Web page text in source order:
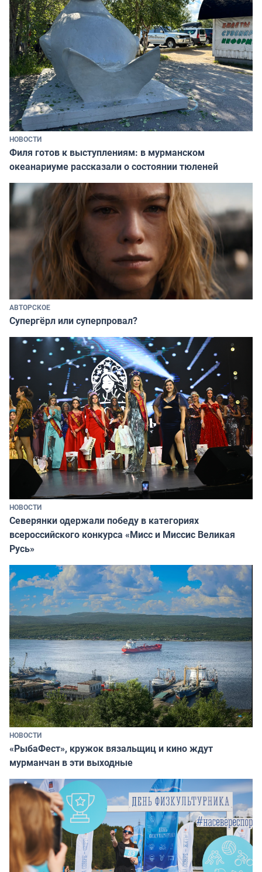
НОВОСТИ
Филя готов к выступлениям: в мурманском
океанариуме рассказали о состоянии тюленей
АВТОРСКОЕ
Супергёрл или суперпровал?
НОВОСТИ
Северянки одержали победу в категориях
всероссийского конкурса «Мисс и Миссис Великая
Русь»
НОВОСТИ
«РыбаФест», кружок вязальщиц и кино ждут
мурманчан в эти выходные